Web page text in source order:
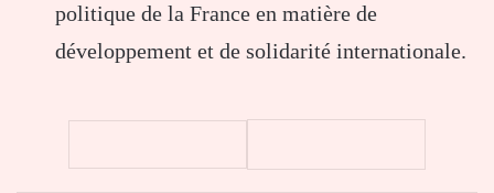
politique de la France en matière de
développement et de solidarité internationale.